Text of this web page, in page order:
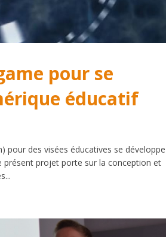
pour se
éducatif
pour des visées éducatives se développe
présent projet porte sur la conception et